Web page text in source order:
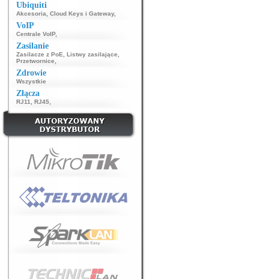
Ubiquiti
Akcesoria Cloud Keys i Gateway,
VoIP
Centrale VoIP,
Zasilanie
Zasilacze z PoE Listwy zasilające
Przetwornice
Zdrowie
Wszystkie
Złącza
RJ11 RJ45